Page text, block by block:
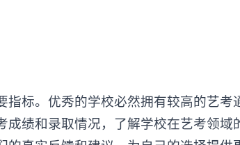
指标。优秀的学校必然拥有较高的艺考
绩和录取情况，了解学校在艺考领域